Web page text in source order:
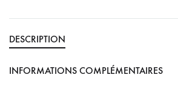
DESCRIPTION
INFORMATIONS COMPLÉMENTAIRES